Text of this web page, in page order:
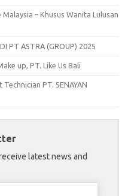
– Khusus Wanita Lulusan
PT ASTRA (GROUP) 2025
up, PT. Like Us Bali
PT. SENAYAN
latest news and